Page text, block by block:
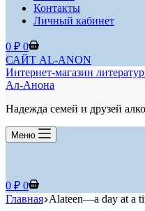
Контакты
Личный кабинет
Корзина
0 ₽ 0
САЙТ AL-ANON
Интернет-магазин
Ал-Анона
Надежда семей и друзей
Меню
Корзина
0 ₽ 0
Главная Alateen—a day at a